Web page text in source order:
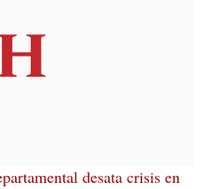
desata crisis en